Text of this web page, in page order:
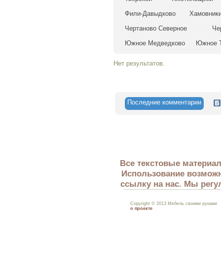
Фили-Давыдково
Чертаново Северное
Южное Медведково
Южное
Нет результатов.
Последние комментарии
Все текстовые
Использование
ссылку на нас. Мы
Copyright © 2013 Мебель своими руками
о проекте